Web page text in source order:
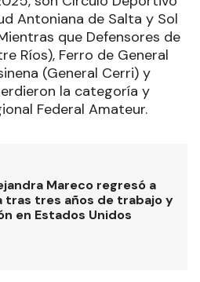
Antoniana de Salta y Sol
que Defensores de
Ríos), Ferro de General
(General Cerri) y
la categoría y
Federal Amateur.
Mareco regresó a
tras tres años de trabajo y
en Estados Unidos